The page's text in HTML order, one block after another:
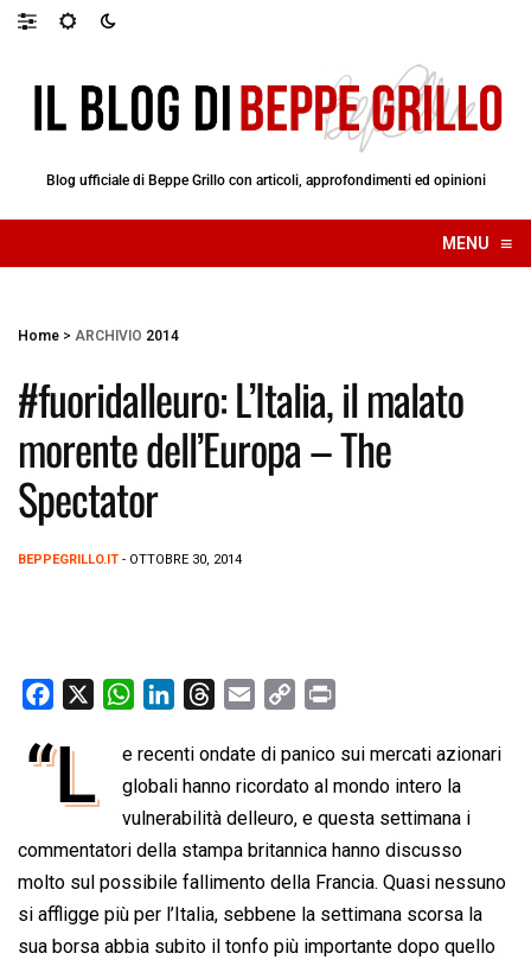
Blog ufficiale di Beppe Grillo con articoli, approfondimenti ed opinioni
MENU ≡
☰
Home > ARCHIVIO 2014
#fuoridalleuro: L’Italia, il malato
morente dell’Europa – The
Spectator
BEPPEGRILLO.IT - OTTOBRE 30, 2014
c
o
o
k
W
a
t
s
A
p
p
n
k
e
d
I
n
r
e
a
d
s
a
i
l
p
y
L
i
n
k
n
t
“L
e recenti ondate di panico sui mercati azionari
globali hanno ricordato al mondo intero la
vulnerabilità delleuro, e questa settimana i
commentatori della stampa britannica hanno discusso
molto sul possibile fallimento della Francia. Quasi nessuno
si affligge più per l’Italia, sebbene la settimana scorsa la
sua borsa abbia subito il tonfo più importante dopo quello